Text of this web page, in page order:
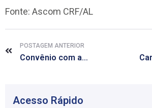
Fonte: Ascom CRF/AL
POSTAGEM ANTERIOR
Convênio com a Faculdade IDE oferece desconto de 20% nas mensalidades
Acesso Rápido